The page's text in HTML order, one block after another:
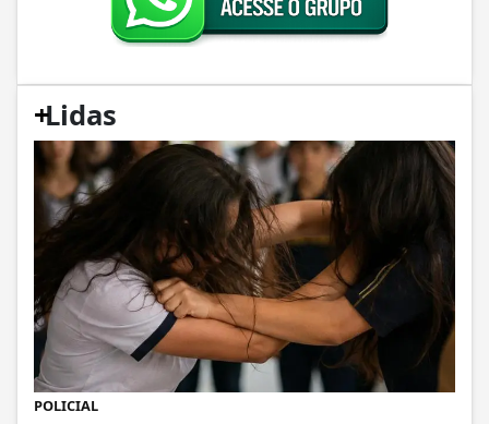
+
Lidas
POLICIAL